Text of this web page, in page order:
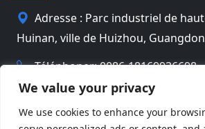
We value your privacy
We use cookies to enhance your
Adresse : Parc industriel de
Huinan, ville de Huizhou,
Téléphoner: 0086-18169936698
info@jbbatterychina.com